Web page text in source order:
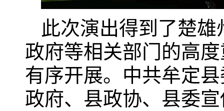
此次演出得到了楚
政府等相关部门的高
有序开展。中共牟定
政府、县政协、县委